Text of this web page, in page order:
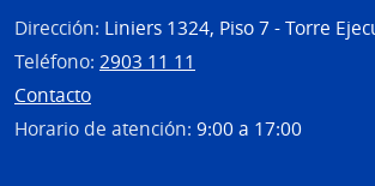
Dirección: Liniers 1324, Piso 7 - Torre
Teléfono: 2903 11 11
Contacto
Horario de atención: 9:00 a 17:00